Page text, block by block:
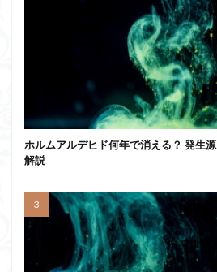
ホルムアルデヒド何年で消える？ 発生
解説